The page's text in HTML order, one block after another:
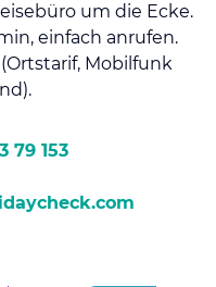
um die Ecke.
einfach anrufen.
(Ortstarif, Mobilfunk
79 153